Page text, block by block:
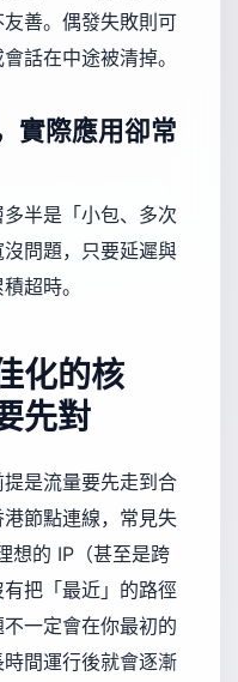
善。偶發失敗則可
話在中途被清掉。
實際應用卻常
半是「小包、多次
問題，只要延遲與
超時。
化的核
先對
是流量要先走到合
節點連線，常見失
想的 IP（甚至是跨
把「最近」的路徑
一定會在你最初的
間運行後就會逐漸